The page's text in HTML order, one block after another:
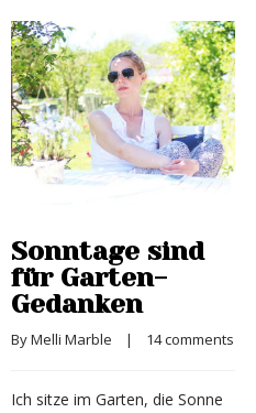
Sonntage sind
für Garten-
Gedanken
By Melli Marble
    |
14 comments
Ich sitze im Garten, die Sonne